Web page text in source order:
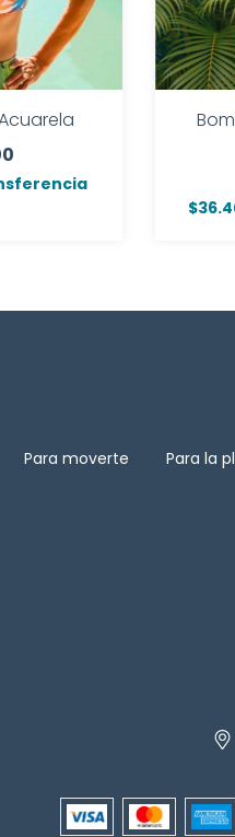
Para moverte Para la